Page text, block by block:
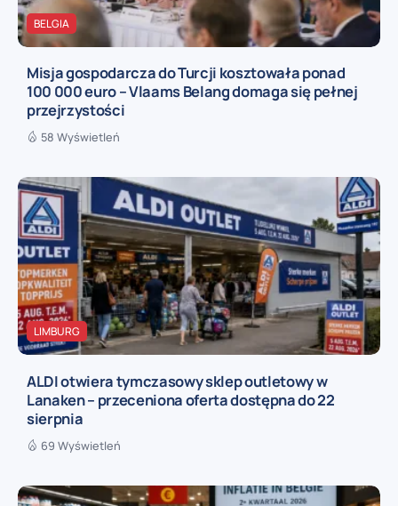
BELGIA
Misja gospodarcza do Turcji kosztowała ponad
100 000 euro – Vlaams Belang domaga się pełnej
przejrzystości
58 Wyświetleń
LIMBURG
ALDI otwiera tymczasowy sklep outletowy w
Lanaken – przeceniona oferta dostępna do 22
sierpnia
69 Wyświetleń